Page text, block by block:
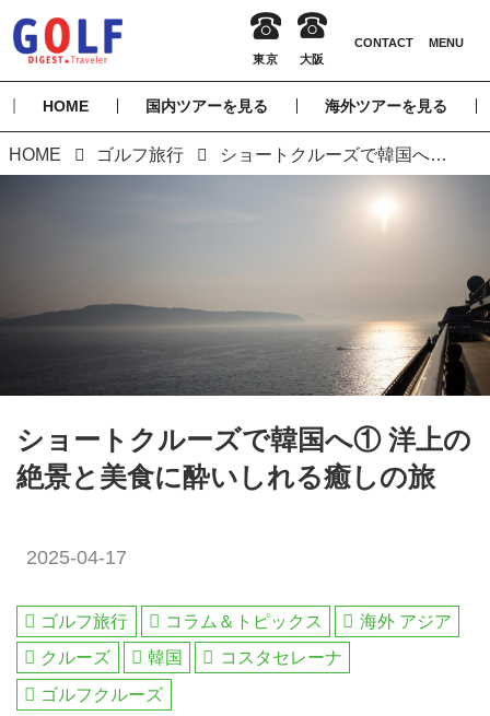
HOME 国内ツアーを見る 海外ツアーを見る
HOME ゴルフ旅行 ショートクルーズで韓国へ① 洋上の絶景と美食に酔いしれる癒しの旅
ショートクルーズで韓国へ① 洋上の
絶景と美食に酔いしれる癒しの旅
2025-04-17
ゴルフ旅行 コラム＆トピックス
海外 アジア
クルーズ
韓国
コスタセレーナ
ゴルフクルーズ